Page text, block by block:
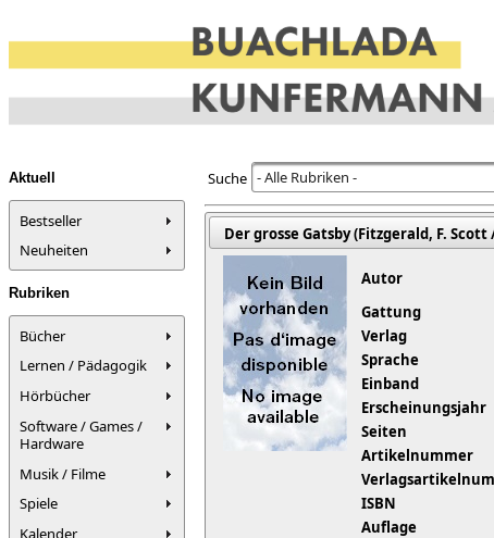
Aktuell
Bestseller
Neuheiten
Rubriken
Bücher
Lernen / Pädagogik
Hörbücher
Software / Games /
Hardware
Musik / Filme
Spiele
Kalender
Suche - Alle Rubriken -
Der grosse Gatsby (Fitzgerald, F.
Autor
Gattung
Verlag
Sprache
Einband
Erscheinungsjahr
Seiten
Artikelnummer
ISBN
Auflage